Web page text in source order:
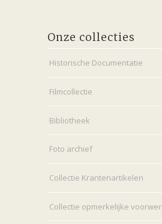
Onze collecties
Historische Documentatie
Filmcollectie
Bibliotheek
Foto archief
Collectie Krantenartikelen
Collectie opmerkelijke